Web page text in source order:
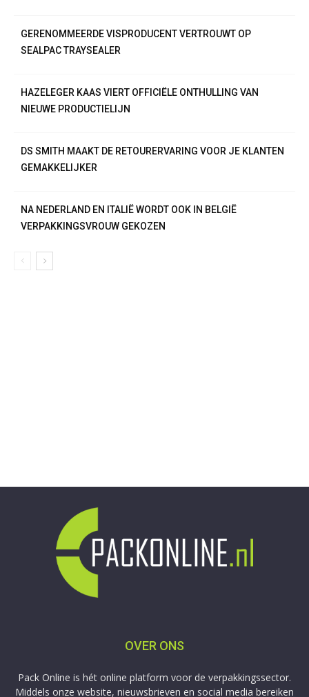
GERENOMMEERDE VISPRODUCENT VERTROUWT OP
SEALPAC TRAYSEALER
HAZELEGER KAAS VIERT OFFICIËLE ONTHULLING VAN
NIEUWE PRODUCTIELIJN
DS SMITH MAAKT DE RETOURERVARING VOOR JE KLANTEN
GEMAKKELIJKER
NA NEDERLAND EN ITALIË WORDT OOK IN BELGIË
VERPAKKINGSVROUW GEKOZEN
OVER ONS
Pack Online is hét online platform voor de verpakkingssector.
Middels onze website, nieuwsbrieven en social media bereiken